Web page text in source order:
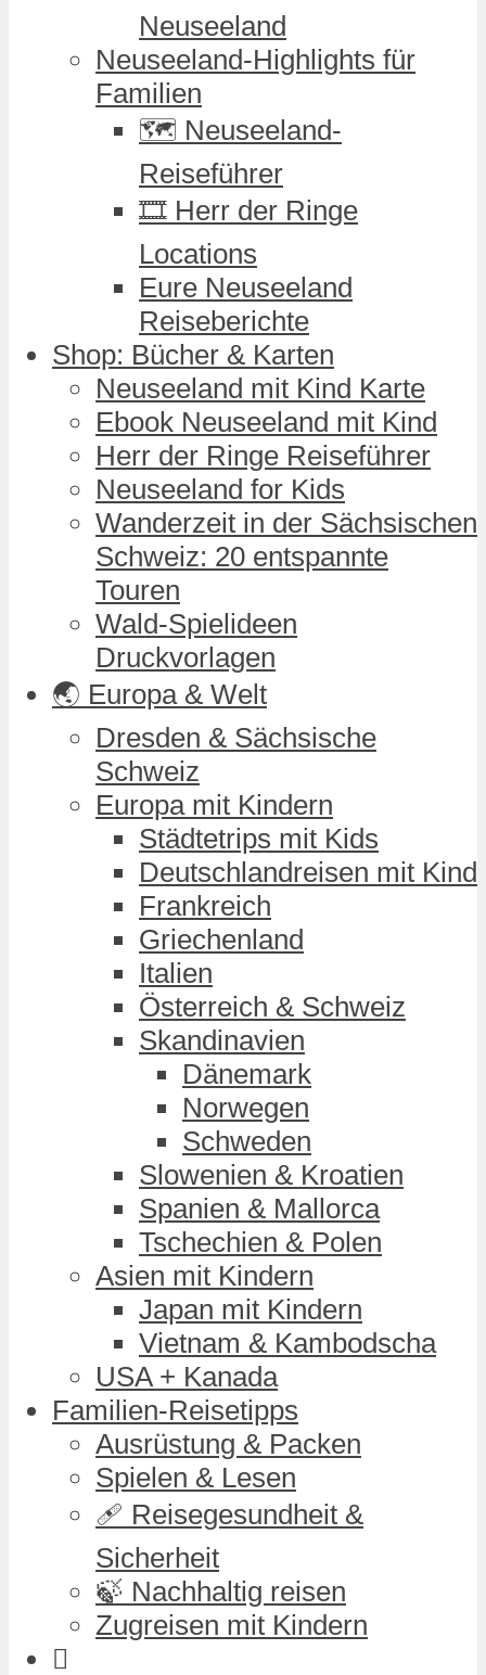
Neuseeland
Neuseeland-Highlights für
Familien
🗺️ Neuseeland-
Reiseführer
🎞️ Herr der Ringe
Locations
Eure Neuseeland
Reiseberichte
Shop: Bücher & Karten
Neuseeland mit Kind Karte
Ebook Neuseeland mit Kind
Herr der Ringe Reiseführer
Neuseeland for Kids
Wanderzeit in der Sächsischen
Schweiz: 20 entspannte
Touren
Wald-Spielideen
Druckvorlagen
🌏 Europa & Welt
Dresden & Sächsische
Schweiz
Europa mit Kindern
Städtetrips mit Kids
Deutschlandreisen mit Kind
Frankreich
Griechenland
Italien
Österreich & Schweiz
Skandinavien
Dänemark
Norwegen
Schweden
Slowenien & Kroatien
Spanien & Mallorca
Tschechien & Polen
Asien mit Kindern
Japan mit Kindern
Vietnam & Kambodscha
USA + Kanada
Familien-Reisetipps
Ausrüstung & Packen
Spielen & Lesen
🩹 Reisegesundheit &
Sicherheit
🍃 Nachhaltig reisen
Zugreisen mit Kindern